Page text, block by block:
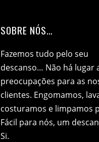
SOBRE NÓS…
Fazemos tudo pelo seu
descanso… Não há lugar
preocupações para as
clientes. Engomamos,
costuramos e limpamos
Fácil para nós, um
Si.